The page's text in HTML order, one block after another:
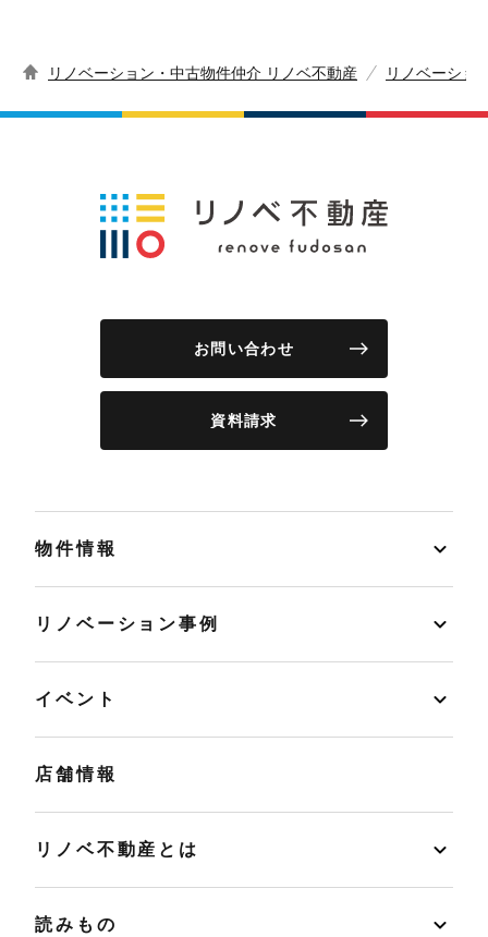
リノベーション・中古物件仲介 リノベ不動産 リノベーショ
お問い合わせ
資料請求
物件情報
リノベーション事例
イベント
店舗情報
リノベ不動産とは
読みもの